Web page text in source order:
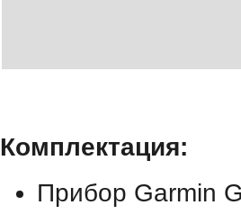
Комплектация:
Прибор Garmin